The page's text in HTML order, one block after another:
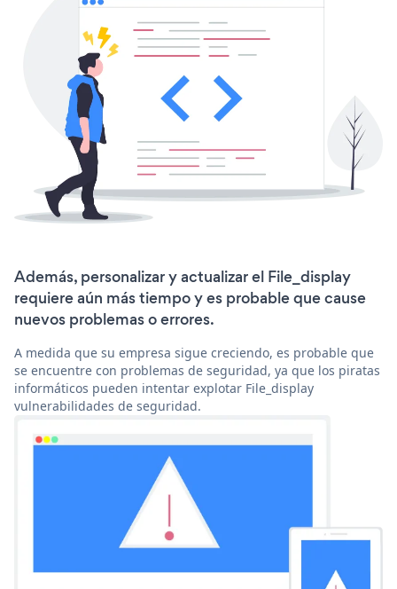
Además, personalizar y actualizar el File_display
requiere aún más tiempo y es probable que cause
nuevos problemas o errores.
A medida que su empresa sigue creciendo, es probable que
se encuentre con problemas de seguridad, ya que los piratas
informáticos pueden intentar explotar File_display
vulnerabilidades de seguridad.